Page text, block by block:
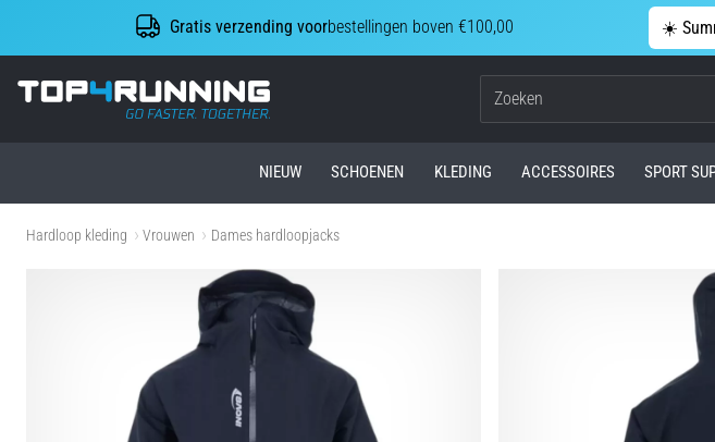
Gratis verzending voorbestellingen boven €100,00 ☀️
Top4Running.be
NIEUW SCHOENEN KLEDING ACCESSOIRES SPORT
Hardloop kleding Vrouwen Dames hardloopjacks